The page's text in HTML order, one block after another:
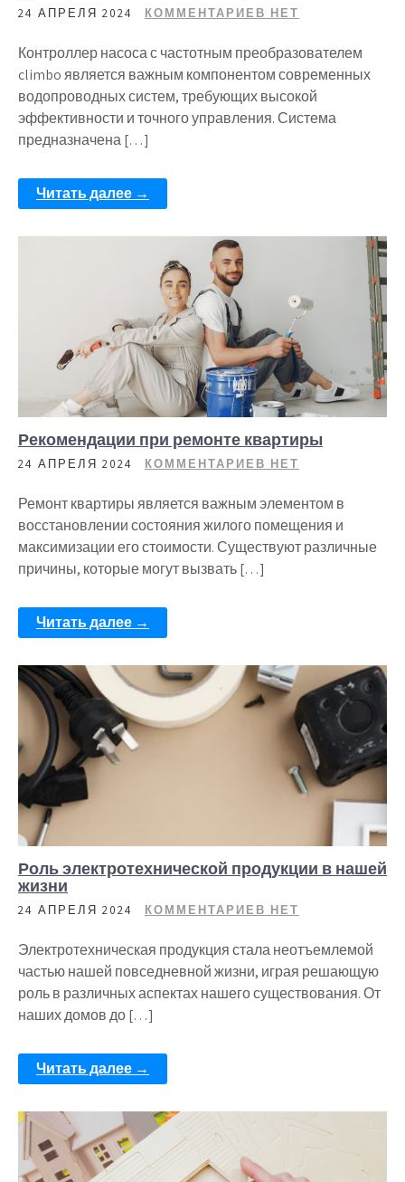
24 АПРЕЛЯ 2024 КОММЕНТАРИЕВ НЕТ
Контроллер насоса с частотным преобразователем
climbo является важным компонентом современных
водопроводных систем, требующих высокой
эффективности и точного управления. Система
предназначена […]
Читать далее →
Рекомендации при ремонте квартиры
24 АПРЕЛЯ 2024 КОММЕНТАРИЕВ НЕТ
Ремонт квартиры является важным элементом в
восстановлении состояния жилого помещения и
максимизации его стоимости. Существуют различные
причины, которые могут вызвать […]
Читать далее →
Роль электротехнической продукции в нашей
жизни
24 АПРЕЛЯ 2024 КОММЕНТАРИЕВ НЕТ
Электротехническая продукция стала неотъемлемой
частью нашей повседневной жизни, играя решающую
роль в различных аспектах нашего существования. От
наших домов до […]
Читать далее →